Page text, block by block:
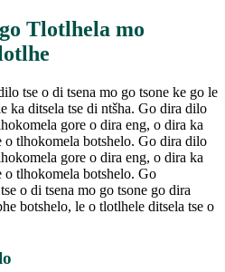
Tlotlhela mo
tse o di tsena mo go tsone ke go le
ka ditsela tse di ntšha. Go dira dilo
gore o dira eng, o dira ka
tlhokomela botshelo. Go dira dilo
gore o dira eng, o dira ka
tlhokomela botshelo. Go
o di tsena mo go tsone go dira
botshelo, le o tlotlhele ditsela tse o